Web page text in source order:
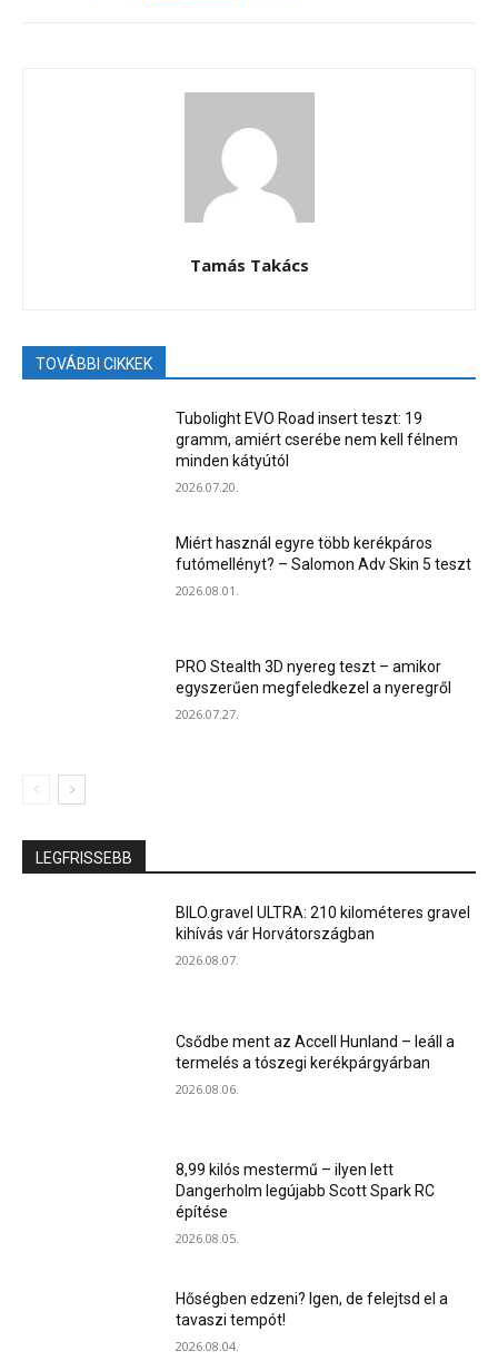
Tamás Takács
TOVÁBBI CIKKEK
Tubolight EVO Road insert teszt: 19
gramm, amiért cserébe nem kell félnem
minden kátyútól
2026.07.20.
Miért használ egyre több kerékpáros
futómellényt? – Salomon Adv Skin 5 teszt
2026.08.01.
PRO Stealth 3D nyereg teszt – amikor
egyszerűen megfeledkezel a nyeregről
2026.07.27.
LEGFRISSEBB
BILO.gravel ULTRA: 210 kilométeres gravel
kihívás vár Horvátországban
2026.08.07.
Csődbe ment az Accell Hunland – leáll a
termelés a tószegi kerékpárgyárban
2026.08.06.
8,99 kilós mestermű – ilyen lett
Dangerholm legújabb Scott Spark RC
építése
2026.08.05.
Hőségben edzeni? Igen, de felejtsd el a
tavaszi tempót!
2026.08.04.